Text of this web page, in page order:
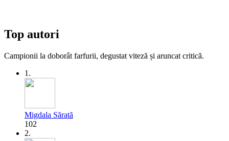
Top autori
Campionii la doborât farfurii, degustat viteză și aruncat critică.
1.
Migdala Sărată
102
2.